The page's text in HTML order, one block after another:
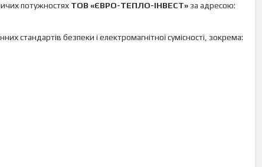
потужностях ТОВ «ЄВРО-ТЕПЛО-ІНВЕСТ» за адресою:
стандартів безпеки і електромагнітної сумісності, зокрема: